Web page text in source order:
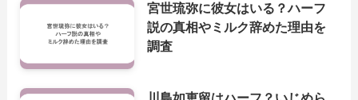
宮世琉弥に彼女はいる？ハーフ
説の真相やミルク辞めた理由を
調査